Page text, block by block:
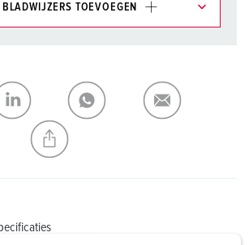
BLADWIJZERS TOEVOEGEN
TOEVOEGEN
NIEUW LIJST MAKEN